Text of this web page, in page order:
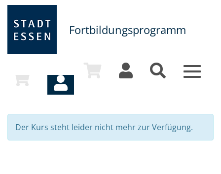
Fortbildungsprogramm
Toggle
Der Kurs steht leider nicht mehr zur Verfügung.